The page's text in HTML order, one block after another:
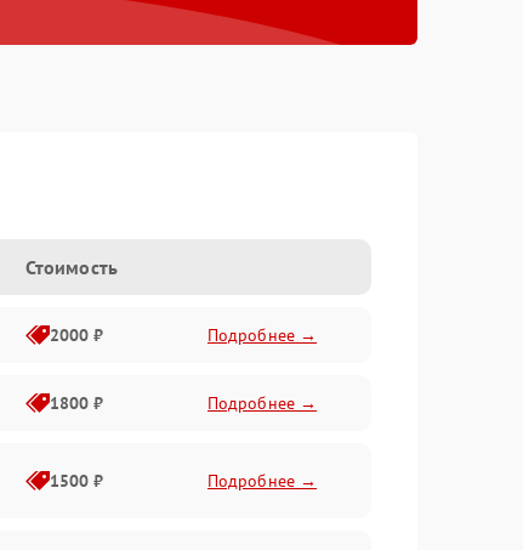
Стоимость
2000 ₽ Подробнее →
1800 ₽ Подробнее →
1500 ₽ Подробнее →